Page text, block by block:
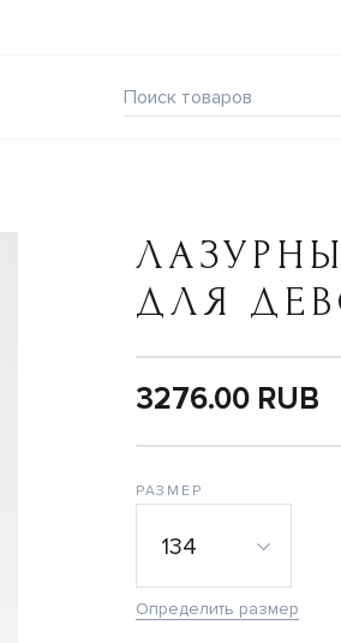
ДЛЯ
3276.00 RUB
РАЗМЕР
134
Определить размер